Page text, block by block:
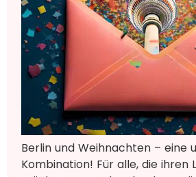
Berlin und Weihnachten – eine
Kombination! Für alle, die ihren